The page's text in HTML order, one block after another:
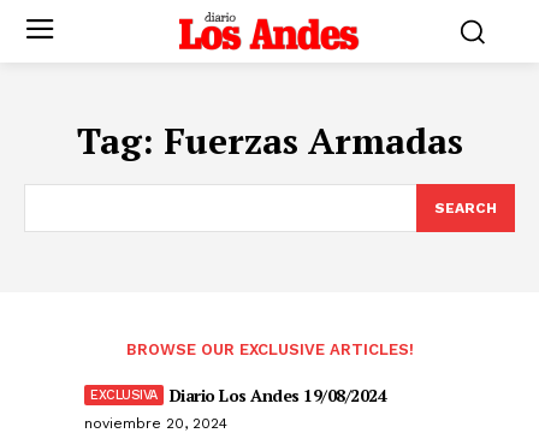
Tag: Fuerzas Armadas
SEARCH
BROWSE OUR EXCLUSIVE ARTICLES!
Diario Los Andes 19/08/2024
noviembre 20, 2024